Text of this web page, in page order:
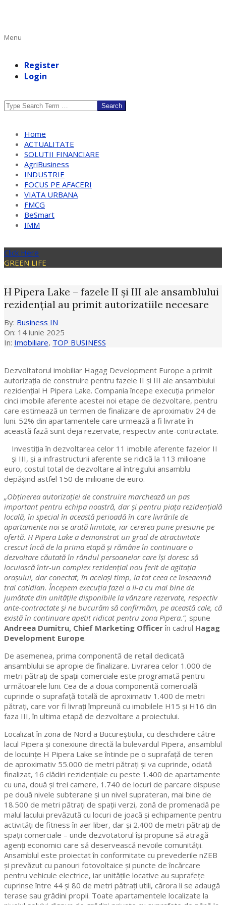
Primary
Menu
Register
Login
Search
Home
ACTUALITATE
SOLUTII FINANCIARE
AgriBusiness
INDUSTRIE
FOCUS PE AFACERI
VIATA URBANA
FMCG
BeSmart
IMM
Click Here
GREEN LIFE
H Pipera Lake – fazele II și III ale ansamblului
rezidențial au primit autorizatiile necesare
By: Business IN
On: 14 iunie 2025
In: Imobiliare, TOP BUSINESS
Dezvoltatorul imobiliar Hagag Development Europe a primit
autorizația de construire pentru fazele II și III ale ansamblului
rezidențial H Pipera Lake. Compania începe execuția primelor
cinci imobile aferente acestei noi etape de dezvoltare, pentru
care estimează un termen de finalizare de aproximativ 24 de
luni. 52% din apartamentele care urmează a fi livrate în
această fază sunt deja rezervate, respectiv ante-contractate.
Investiția în dezvoltarea celor 11 imobile aferente fazelor II
și III, și a infrastructurii aferente se ridică la 113 milioane
euro, costul total de dezvoltare al întregului ansamblu
depășind astfel 150 de milioane de euro.
„Obținerea autorizației de construire marchează un pas
important pentru echipa noastră, dar și pentru piața rezidențială
locală, în special în această perioadă în care livrările de
apartamente noi se arată limitate, iar cererea pune presiune pe
ofertă. H Pipera Lake a demonstrat un grad de atractivitate
crescut încă de la prima etapă și rămâne în continuare o
dezvoltare căutată în rândul persoanelor care își doresc să
locuiască într-un complex rezidențial nou ferit de agitația
orașului, dar conectat, în același timp, la tot ceea ce înseamnă
trai cotidian. Începem execuția fazei a II-a cu mai bine de
jumătate din unitățile disponibile la vânzare rezervate, respectiv
ante-contractate și ne bucurăm să confirmăm, pe această cale, că
există în continuare apetit ridicat pentru zona Pipera.”, spune
Andreea Dumitru, Chief Marketing Officerîn cadrul Hagag
Development Europe.
De asemenea, prima componentă de retail dedicată
ansamblului se apropie de finalizare. Livrarea celor 1.000 de
metri pătrați de spații comerciale este programată pentru
următoarele luni. Cea de a doua componentă comercială
cuprinde o suprafață totală de aproximativ 1.400 de metri
pătrați, care vor fi livrați împreună cu imobilele H15 și H16 din
faza III, în ultima etapă de dezvoltare a proiectului.
Localizat în zona de Nord a Bucureștiului, cu deschidere către
lacul Pipera și conexiune directă la bulevardul Pipera, ansamblul
de locuințe H Pipera Lake se întinde pe o suprafață de teren
de aproximativ 55.000 de metri pătrați și va cuprinde, odată
finalizat, 16 clădiri rezidențiale cu peste 1.400 de apartamente
cu una, două și trei camere, 1.740 de locuri de parcare dispuse
pe două nivele subterane și un nivel suprateran, mai bine de
18.500 de metri pătrați de spații verzi, zonă de promenadă pe
malul lacului prevăzută cu locuri de joacă și echipamente pentru
activități de fitness în aer liber, dar și 2.400 de metri pătrați de
spații comerciale – unde dezvotatorul își propune să atragă
agenți economici care să deservească nevoile comunității.
Ansamblul este proiectat în conformitate cu prevederile nZEB
și prevăzut cu panouri fotovoltaice și puncte de încărcare
pentru vehicule electrice, iar unitățile locative au suprafețe
cuprinse între 44 și 80 de metri pătrați utili, cărora li se adaugă
terase sau grădini propii. Toate apartamentele localizate la